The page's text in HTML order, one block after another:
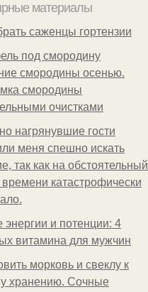
материалы
саженцы гортензии
под смородину
смородины осенью.
смородины
очистками
нагрянувшие гости
меня спешно искать
так как на обстоятельный
катастрофически
энергии и потенции: 4
витамина для мужчин
морковь и свеклу к
хранению. Сочные